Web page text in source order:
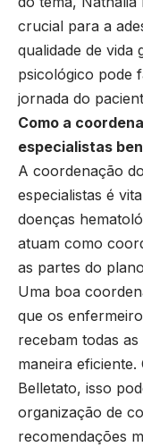
crucial para a
qualidade de vida
psicológico pode
jornada do
Como a
especialistas
A coordenação
especialistas é
doenças
atuam como
as partes do
Uma boa
que os
recebam todas
maneira
Belletato, isso
organização de
recomendações